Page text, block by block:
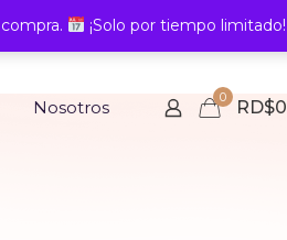
Nosotros 0 RD$0
¡Solo por tiempo limitado!